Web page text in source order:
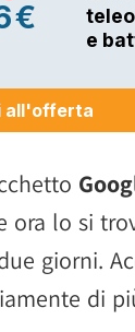
ora lo si
giorni.
di